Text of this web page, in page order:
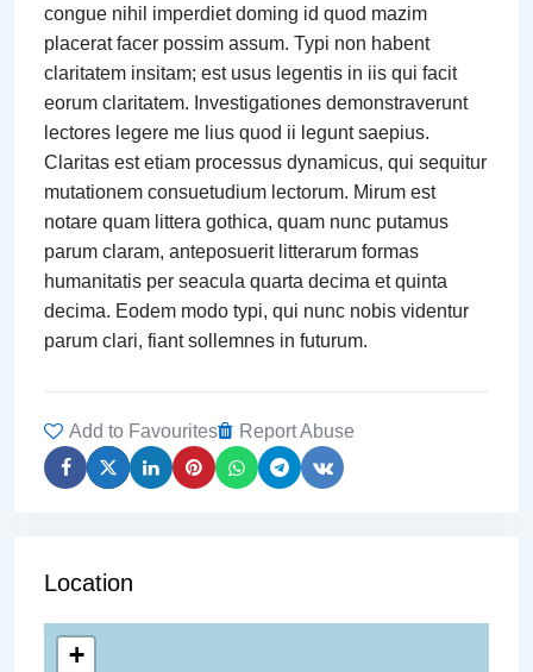
congue nihil imperdiet doming id quod mazim
placerat facer possim assum. Typi non habent
claritatem insitam; est usus legentis in iis qui facit
eorum claritatem. Investigationes demonstraverunt
lectores legere me lius quod ii legunt saepius.
Claritas est etiam processus dynamicus, qui sequitur
mutationem consuetudium lectorum. Mirum est
notare quam littera gothica, quam nunc putamus
parum claram, anteposuerit litterarum formas
humanitatis per seacula quarta decima et quinta
decima. Eodem modo typi, qui nunc nobis videntur
parum clari, fiant sollemnes in futurum.
Add to Favourites Report Abuse
Location
+